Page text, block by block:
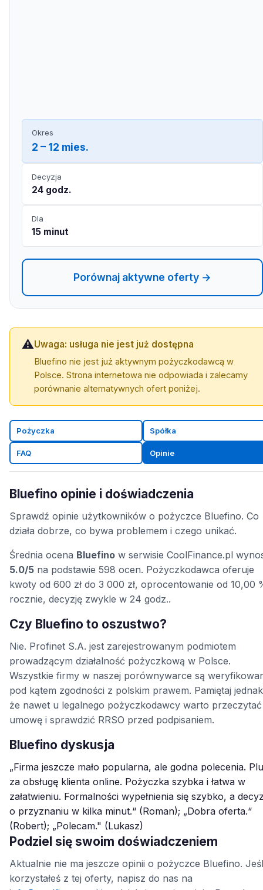
Okres
2 – 12 mies.
Decyzja
24 godz.
Dla
15 minut
Porównaj aktywne oferty →
⚠️Uwaga: usługa nie jest już dostępna
Bluefino nie jest już aktywnym pożyczkodawcą w
Polsce. Strona internetowa nie odpowiada i zalecamy
porównanie alternatywnych ofert poniżej.
Pożyczka Spółka
FAQ Opinie
Bluefino opinie i doświadczenia
Sprawdź opinie użytkowników o pożyczce Bluefino. Co
działa dobrze, co bywa problemem i czego unikać.
Średnia ocena Bluefino w serwisie CoolFinance.pl
5.0/5 na podstawie 598 ocen. Pożyczkodawca oferuje
kwoty od 600 zł do 3 000 zł, oprocentowanie od 10,00
rocznie, decyzję zwykle w 24 godz..
Czy Bluefino to oszustwo?
Nie. Profinet S.A. jest zarejestrowanym podmiotem
prowadzącym działalność pożyczkową w Polsce.
Wszystkie firmy w naszej porównywarce są
pod kątem zgodności z polskim prawem. Pamiętaj
że nawet u legalnego pożyczkodawcy warto przeczytać
umowę i sprawdzić RRSO przed podpisaniem.
Bluefino dyskusja
„Firma jeszcze mało popularna, ale godna polecenia.
za obsługę klienta online. Pożyczka szybka i łatwa w
załatwieniu. Formalności wypełnienia się szybko, a
o przyznaniu w kilka minut.“ (Roman); „Dobra oferta.“
(Robert); „Polecam." (Lukasz)
Podziel się swoim doświadczeniem
Aktualnie nie ma jeszcze opinii o pożyczce Bluefino.
korzystałeś z tej oferty, napisz do nas na